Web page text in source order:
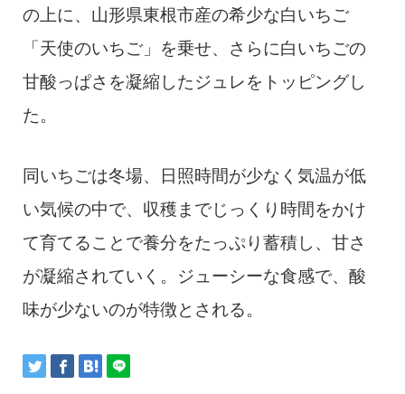
の上に、山形県東根市産の希少な白いちご
「天使のいちご」を乗せ、さらに白いちごの
甘酸っぱさを凝縮したジュレをトッピングし
た。
同いちごは冬場、日照時間が少なく気温が低
い気候の中で、収穫までじっくり時間をかけ
て育てることで養分をたっぷり蓄積し、甘さ
が凝縮されていく。ジューシーな食感で、酸
味が少ないのが特徴とされる。